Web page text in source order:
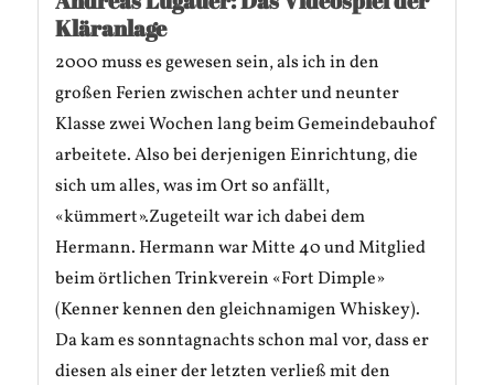
Kläranlage
2000 muss es gewesen sein, als ich in den
großen Ferien zwischen achter und neunter
Klasse zwei Wochen lang beim Gemeindebauhof
arbeitete. Also bei derjenigen Einrichtung, die
sich um alles, was im Ort so anfällt,
«kümmert».Zugeteilt war ich dabei dem
Hermann. Hermann war Mitte 40 und Mitglied
beim örtlichen Trinkverein «Fort Dimple»
(Kenner kennen den gleichnamigen Whiskey).
Da kam es sonntagnachts schon mal vor, dass er
diesen als einer der letzten verließ mit den